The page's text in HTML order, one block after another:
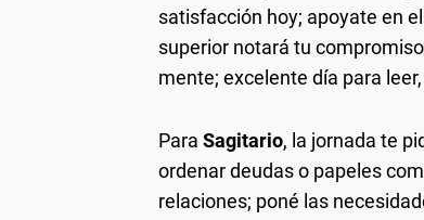
satisfacción hoy; apoyate en
superior notará tu
mente; excelente día para
Para Sagitario, la jornada te
ordenar deudas o papeles
relaciones; poné las